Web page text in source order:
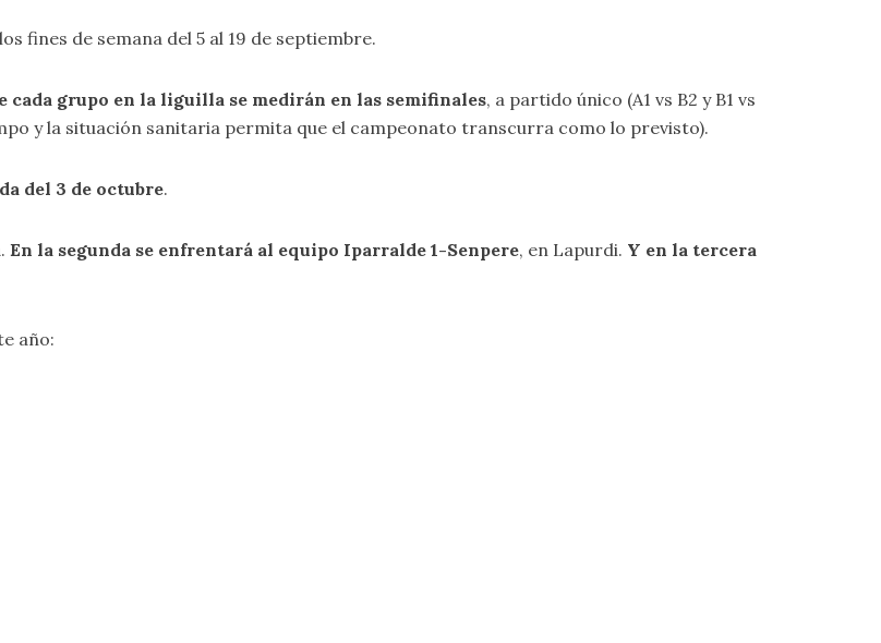
fines de semana del 5 al 19 de septiembre.
cada grupo en la liguilla se medirán en las semifinales, a partido único (A1 vs B2 y B1 vs
y la situación sanitaria permita que el campeonato transcurra como lo previsto).
del 3 de octubre.
. En la segunda se enfrentará al equipo Iparralde 1-Senpere, en Lapurdi. Y en la tercera
año: